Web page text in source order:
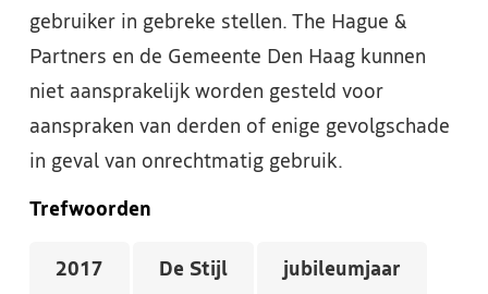
gebruiker in gebreke stellen. The Hague &
Partners en de Gemeente Den Haag kunnen
niet aansprakelijk worden gesteld voor
aanspraken van derden of enige gevolgschade
in geval van onrechtmatig gebruik.
Trefwoorden
2017 De Stijl jubileumjaar